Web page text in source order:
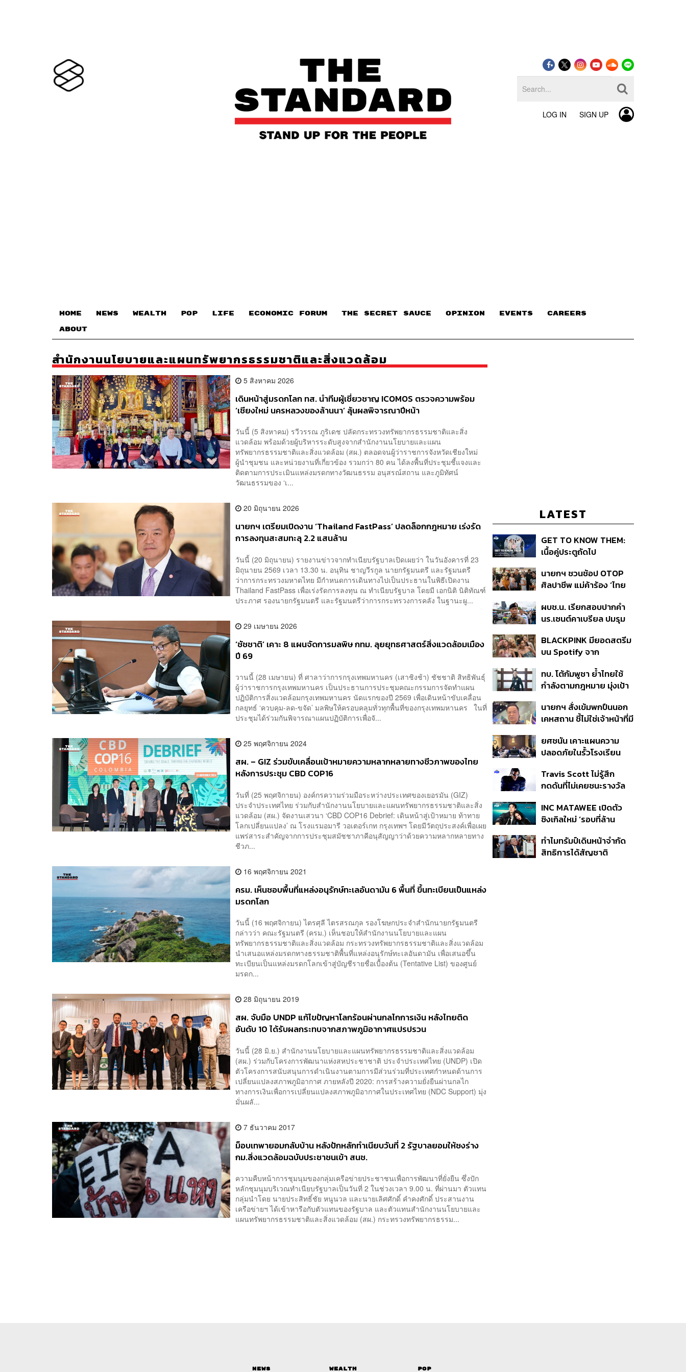
LOG IN SIGN UP
HOME NEWS WEALTH POP LIFE ECONOMIC FORUM THE SECRET SAUCE​ OPINION EVENTS CAREERS
ABOUT
สำนักงานนโยบายและแผนทรัพยากรธรรมชาติและสิ่งแวดล้อม
5 สิงหาคม 2026
เดินหน้าสู่มรดกโลก ทส. นำทีมผู้เชี่ยวชาญ ICOMOS ตรวจความพร้อม
‘เชียงใหม่ นครหลวงของล้านนา’ ลุ้นผลพิจารณาปีหน้า
วันนี้ (5 สิงหาคม) รวีวรรณ ภูริเดช ปลัดกระทรวงทรัพยากรธรรมชาติและสิ่ง
แวดล้อม พร้อมด้วยผู้บริหารระดับสูงจากสำนักงานนโยบายและแผน
ทรัพยากรธรรมชาติและสิ่งแวดล้อม (สผ.) ตลอดจนผู้ว่าราชการจังหวัดเชียงใหม่
ผู้นำชุมชน และหน่วยงานที่เกี่ยวข้อง รวมกว่า 80 คน ได้ลงพื้นที่ประชุมชี้แจงและ
ติดตามการประเมินแหล่งมรดกทางวัฒนธรรม อนุสรณ์สถาน และภูมิทัศน์
วัฒนธรรมของ ‘เ...
20 มิถุนายน 2026
นายกฯ เตรียมเปิดงาน ‘Thailand FastPass’ ปลดล็อกกฎหมาย เร่งรัด
การลงทุนสะสมทะลุ 2.2 แสนล้าน
วันนี้ (20 มิถุนายน) รายงานข่าวจากทำเนียบรัฐบาลเปิดเผยว่า ในวันอังคารที่ 23
มิถุนายน 2569 เวลา 13.30 น. อนุทิน ชาญวีรกูล นายกรัฐมนตรี และรัฐมนตรี
ว่าการกระทรวงมหาดไทย มีกำหนดการเดินทางไปเป็นประธานในพิธีเปิดงาน
Thailand FastPass เพื่อเร่งรัดการลงทุน ณ ทำเนียบรัฐบาล โดยมี เอกนิติ นิติทัณฑ์
ประภาศ รองนายกรัฐมนตรี และรัฐมนตรีว่าการกระทรวงการคลัง ในฐานะผู...
29 เมษายน 2026
‘ชัชชาติ’ เคาะ 8 แผนจัดการมลพิษ กทม. ลุยยุทธศาสตร์สิ่งแวดล้อมเมือง
ปี 69
วานนี้ (28 เมษายน) ที่ ศาลาว่าการกรุงเทพมหานคร (เสาชิงช้า) ชัชชาติ สิทธิพันธุ์
ผู้ว่าราชการกรุงเทพมหานคร เป็นประธานการประชุมคณะกรรมการจัดทำแผน
ปฏิบัติการสิ่งแวดล้อมกรุงเทพมหานคร นัดแรกของปี 2569 เพื่อเดินหน้าขับเคลื่อน
กลยุทธ์ ‘ควบคุม-ลด-ขจัด’ มลพิษให้ครอบคลุมทั่วทุกพื้นที่ของกรุงเทพมหานคร ในที่
ประชุมได้ร่วมกันพิจารณาแผนปฏิบัติการเพื่อจั...
25 พฤศจิกายน 2024
สผ. – GIZ ร่วมขับเคลื่อนเป้าหมายความหลากหลายทางชีวภาพของไทย
หลังการประชุม CBD COP16
วันที่ (25 พฤศจิกายน) องค์กรความร่วมมือระหว่างประเทศของเยอรมัน (GIZ)
ประจำประเทศไทย ร่วมกับสำนักงานนโยบายและแผนทรัพยากรธรรมชาติและสิ่ง
แวดล้อม (สผ.) จัดงานเสวนา ‘CBD COP16 Debrief: เดินหน้าสู่เป้าหมาย ท้าทาย
โลกเปลี่ยนแปลง’ ณ โรงแรมอมารี วอเตอร์เกท กรุงเทพฯ โดยมีวัตถุประสงค์เพื่อเผย
แพร่สาระสำคัญจากการประชุมสมัชชาภาคีอนุสัญญาว่าด้วยความหลากหลายทาง
ชีวภ...
16 พฤศจิกายน 2021
ครม. เห็นชอบพื้นที่แหล่งอนุรักษ์ทะเลอันดามัน 6 พื้นที่ ขึ้นทะเบียนเป็นแหล่ง
มรดกโลก
วันนี้ (16 พฤศจิกายน) ไตรศุลี ไตรสรณกุล รองโฆษกประจำสำนักนายกรัฐมนตรี
กล่าวว่า คณะรัฐมนตรี (ครม.) เห็นชอบให้สำนักงานนโยบายและแผน
ทรัพยากรธรรมชาติและสิ่งแวดล้อม กระทรวงทรัพยากรธรรมชาติและสิ่งแวดล้อม
นำเสนอแหล่งมรดกทางธรรมชาติพื้นที่แหล่งอนุรักษ์ทะเลอันดามัน เพื่อเสนอขึ้น
ทะเบียนเป็นแหล่งมรดกโลกเข้าสู่บัญชีรายชื่อเบื้องต้น (Tentative List) ของศูนย์
มรดก...
28 มิถุนายน 2019
สผ. จับมือ UNDP แก้ไขปัญหาโลกร้อนผ่านกลไกการเงิน หลังไทยติด
อันดับ 10 ได้รับผลกระทบจากสภาพภูมิอากาศแปรปรวน
วันนี้ (28 มิ.ย.) สำนักงานนโยบายและแผนทรัพยากรธรรมชาติและสิ่งแวดล้อม
(สผ.) ร่วมกับโครงการพัฒนาแห่งสหประชาชาติ ประจำประเทศไทย (UNDP) เปิด
ตัวโครงการสนับสนุนการดำเนินงานตามการมีส่วนร่วมที่ประเทศกำหนดด้านการ
เปลี่ยนแปลงสภาพภูมิอากาศ ภายหลังปี 2020: การสร้างความยั่งยืนผ่านกลไก
ทางการเงินเพื่อการเปลี่ยนแปลงสภาพภูมิอากาศในประเทศไทย (NDC Support) มุ่ง
มั่นผลั...
7 ธันวาคม 2017
ม็อบเทพายอมกลับบ้าน หลังปักหลักทำเนียบวันที่ 2 รัฐบาลยอมให้ชงร่าง
กม.สิ่งแวดล้อมฉบับประชาชนเข้า สนช.
ความคืบหน้าการชุมนุมของกลุ่มเครือข่ายประชาชนเพื่อการพัฒนาที่ยั่งยืน ซึ่งปัก
หลักชุมนุมบริเวณทำเนียบรัฐบาลเป็นวันที่ 2 ในช่วงเวลา 9.00 น. ที่ผ่านมา ตัวแทน
กลุ่มนำโดย นายประสิทธิ์ชัย หนูนวล และนายเลิศศักดิ์ คำคงศักดิ์ ประสานงาน
เครือข่ายฯ ได้เข้าหารือกับตัวแทนของรัฐบาล และตัวแทนสำนักงานนโยบายและ
แผนทรัพยากรธรรมชาติและสิ่งแวดล้อม (สผ.) กระทรวงทรัพยากรธรรม...
LATEST
GET TO KNOW THEM:
เนื้อคู่ประตูถัดไป
นายกฯ ชวนช้อป OTOP
ศิลปาชีพ แม่ค้าร้อง ‘ไทย
ถามมีต่อไหม นายกฯ ตอบ
‘เดี๋ยวจะพยายาม’
ผบช.น. เรียกสอบปากคำ
นร.เซนต์คาเบรียล ปมรุม
ดำเนินคดีแล้ว
BLACKPINK มียอดสตรีม
บน Spotify จาก
ครั้ง ตลอด 10 ปีที่ผ่านมา
ทบ. โต้กัมพูชา ย้ำไทยใช้
กำลังตามกฎหมาย มุ่งเป้า
หายไทยไม่อาจลบด้วย
ข้อมูลบิดเบือน
นายกฯ สั่งเข้มพกปืนนอก
เคหสถาน ชี้ไม่ใช่เจ้าหน้าที่มี
ก่อเหตุ เจ้าของร่วมรับผิด
ยศชนัน เคาะแผนความ
ปลอดภัยในรั้วโรงเรียน
ดูแล-คุมเข้มคัดกรองสิ่ง
ผิดกฎหมาย
Travis Scott ไม่รู้สึก
กดดันที่ไม่เคยชนะรางวัล
แล้ว 10 ครั้ง
INC MATAWEE เปิดตัว
ซิงเกิลใหม่ ‘รอบที่ล้าน
มาแสดงในมิวสิกวิดีโอ
ทำไมทรัมป์เดินหน้าจำกัด
สิทธิการได้สัญชาติ
News Wealth Pop